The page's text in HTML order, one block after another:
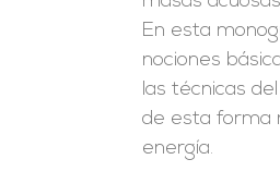
En esta
nociones
las técnicas
de esta forma
energía.